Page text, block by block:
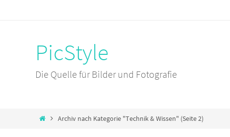
PicStyle
Die Quelle für Bilder und Fotografie
HomeArchiv nach Kategorie "Technik & Wissen" (Seite 2)